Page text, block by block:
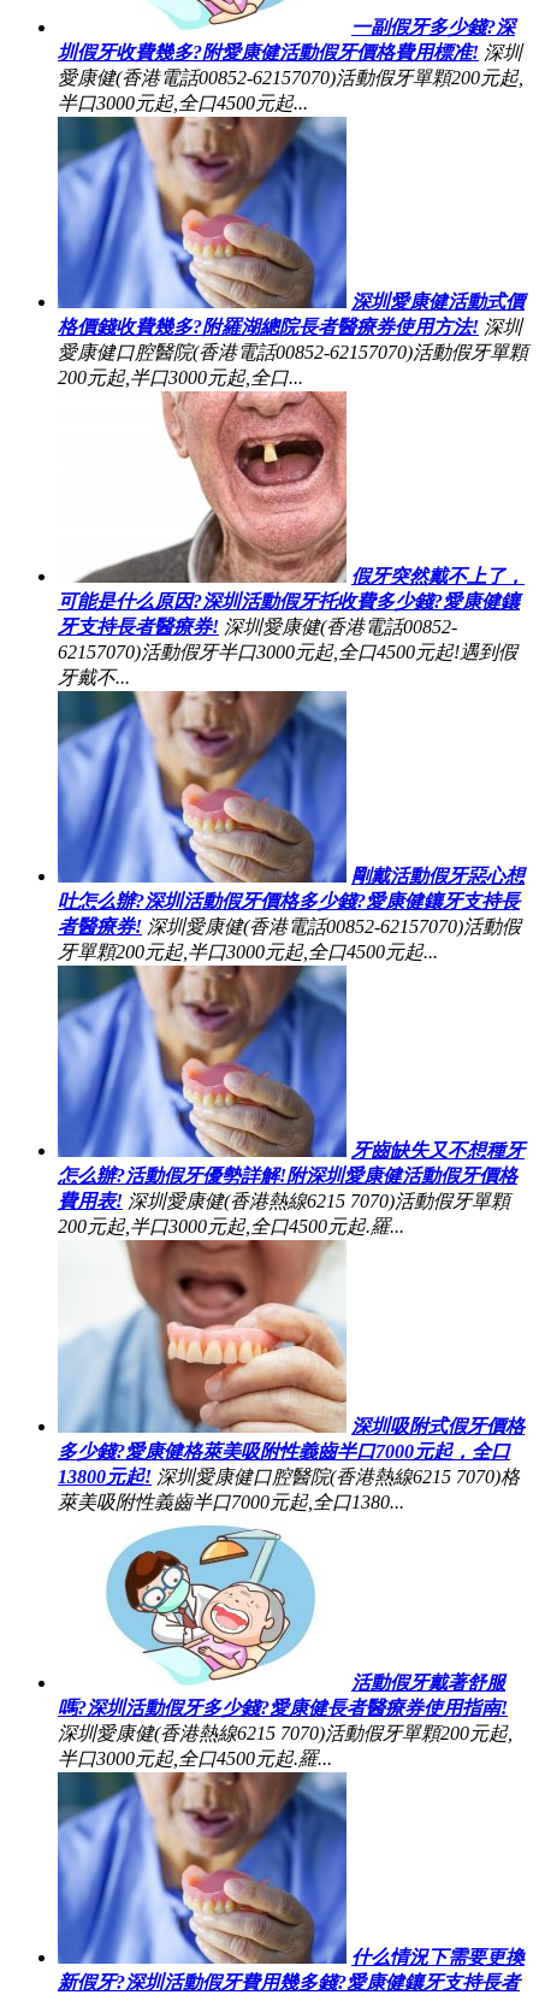
一副假牙多少錢?深
圳假牙收費幾多?附愛康健活動假牙價格費用標准! 深圳
愛康健(香港電話00852-62157070)活動假牙單顆200元起,
半口3000元起,全口4500元起...
深圳愛康健活動式價
格價錢收費幾多?附羅湖總院長者醫療券使用方法! 深圳
愛康健口腔醫院(香港電話00852-62157070)活動假牙單顆
200元起,半口3000元起,全口...
假牙突然戴不上了，
可能是什么原因?深圳活動假牙托收費多少錢?愛康健鑲
牙支持長者醫療券! 深圳愛康健(香港電話00852-
62157070)活動假牙半口3000元起,全口4500元起!遇到假
牙戴不...
剛戴活動假牙惡心想
吐怎么辦?深圳活動假牙價格多少錢?愛康健鑲牙支持長
者醫療券! 深圳愛康健(香港電話00852-62157070)活動假
牙單顆200元起,半口3000元起,全口4500元起...
牙齒缺失又不想種牙
怎么辦?活動假牙優勢詳解!附深圳愛康健活動假牙價格
費用表! 深圳愛康健(香港熱線6215 7070)活動假牙單顆
200元起,半口3000元起,全口4500元起.羅...
深圳吸附式假牙價格
多少錢?愛康健格萊美吸附性義齒半口7000元起，全口
13800元起! 深圳愛康健口腔醫院(香港熱線6215 7070)格
萊美吸附性義齒半口7000元起,全口1380...
活動假牙戴著舒服
嗎?深圳活動假牙多少錢?愛康健長者醫療券使用指南!
深圳愛康健(香港熱線6215 7070)活動假牙單顆200元起,
半口3000元起,全口4500元起.羅...
什么情況下需要更換
新假牙?深圳活動假牙費用幾多錢?愛康健鑲牙支持長者